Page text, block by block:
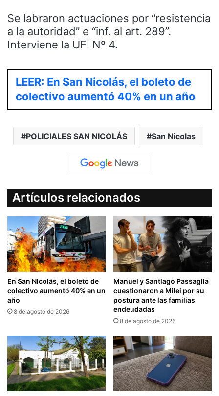
Se labraron actuaciones por “resistencia
a la autoridad” e “inf. al art. 289”.
Interviene la UFI Nº 4.
LEER: En San Nicolás, el boleto de
colectivo aumentó 40% en un año
POLICIALES SAN NICOLÁS San Nicolas
Artículos relacionados
En San Nicolás, el boleto de
colectivo aumentó 40% en un
año
8 de agosto de 2026
Manuel y Santiago Passaglia
cuestionaron a Milei por su
postura ante las familias
endeudadas
8 de agosto de 2026